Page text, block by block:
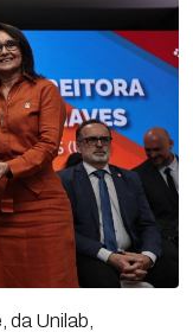
Unilab,